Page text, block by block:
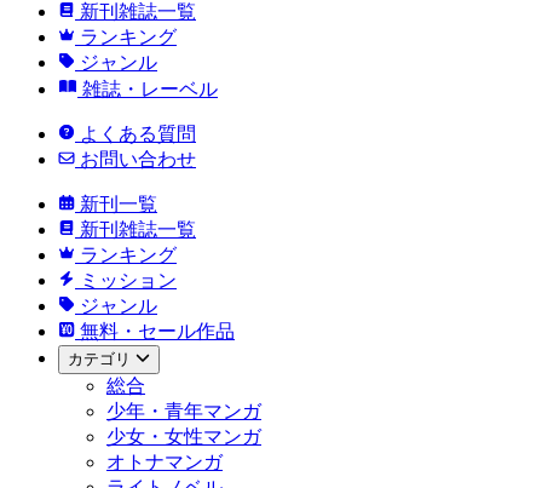
新刊雑誌一覧
ランキング
ジャンル
雑誌・レーベル
よくある質問
お問い合わせ
新刊一覧
新刊雑誌一覧
ランキング
ミッション
ジャンル
無料・セール作品
カテゴリ
総合
少年・青年マンガ
少女・女性マンガ
オトナマンガ